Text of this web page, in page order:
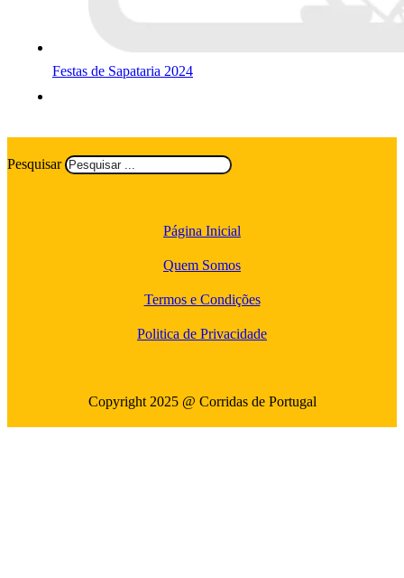
Festas de Sapataria 2024
Pesquisar
Página Inicial
Quem Somos
Termos e Condições
Politica de Privacidade
Copyright 2025 @ Corridas de Portugal